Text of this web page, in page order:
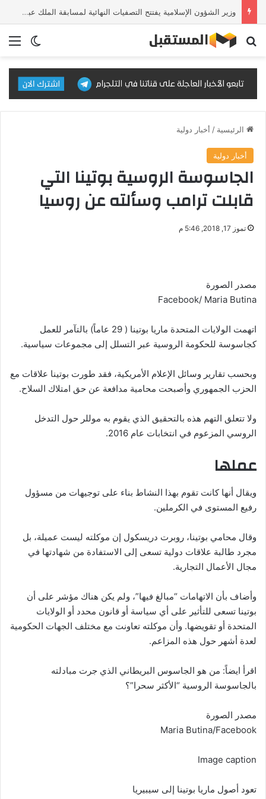
وزير الشؤون الإسلامية يفتتح التصفيات النهائية لمسابقة الملك عبدالعزيز الدولية للقرآن الكريم في دورتها الـ46
الوضع بحث عن
الرئيسية / أخبار دولية
أخبار دولية
الجاسوسة الروسية بوتينا التي
قابلت ترامب وسألته عن روسيا
تموز 17, 2018, 5:46 م
مصدر الصورة
Facebook/ Maria Butina
اتهمت الولايات المتحدة ماريا بوتينا ( 29 عاماً) بالتآمر للعمل
كجاسوسة للحكومة الروسية عبر التسلل إلى مجموعات سياسية.
وبحسب تقارير وسائل الإعلام الأمريكية، فقد طورت بوتينا علاقات مع
الحزب الجمهوري وأصبحت محامية مدافعة عن حق امتلاك السلاح.
ولا تتعلق التهم هذه بالتحقيق الذي يقوم به موللر حول التدخل
الروسي المزعوم في انتخابات عام 2016.
عملها
ويقال أنها كانت تقوم بهذا النشاط بناء على توجيهات من مسؤول
رفيع المستوى في الكرملين.
وقال محامي بوتينا، روبرت دريسكول إن موكلته ليست عميلة، بل
مجرد طالبة علاقات دولية تسعى إلى الاستفادة من شهادتها في
مجال الأعمال التجارية.
وأضاف بأن الاتهامات “مبالغ فيها”، ولم يكن هناك مؤشر على أن
بوتينا تسعى للتأثير على أي سياسة أو قانون محدد أو الولايات
المتحدة أو تقويضها. وأن موكلته تعاونت مع مختلف الجهات الحكومية
لعدة أشهر حول هذه المزاعم.
اقرأ ايضاً: من هو الجاسوس البريطاني الذي جرت مبادلته
بالجاسوسة الروسية “الأكثر سحرا”؟
مصدر الصورة
Maria Butina/Facebook
Image caption
تعود أصول ماريا بوتينا إلى سيبيريا